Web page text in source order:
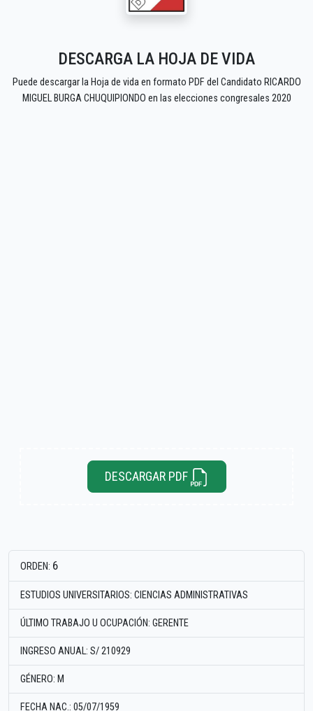
DESCARGA LA HOJA DE VIDA
Puede descargar la Hoja de vida en formato PDF del Candidato RICARDO
MIGUEL BURGA CHUQUIPIONDO en las elecciones congresales 2020
DESCARGAR PDF
ORDEN: 6
ESTUDIOS UNIVERSITARIOS: CIENCIAS ADMINISTRATIVAS
ÚLTIMO TRABAJO U OCUPACIÓN: GERENTE
INGRESO ANUAL: S/ 210929
GÉNERO: M
FECHA NAC.: 05/07/1959